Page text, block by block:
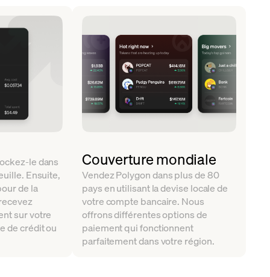
le dans
Ensuite,
de la
sur votre
de crédit ou
Couverture mondiale
Vendez Polygon dans plus de 80
pays en utilisant la devise locale de
votre compte bancaire. Nous
offrons différentes options de
paiement qui fonctionnent
parfaitement dans votre région.